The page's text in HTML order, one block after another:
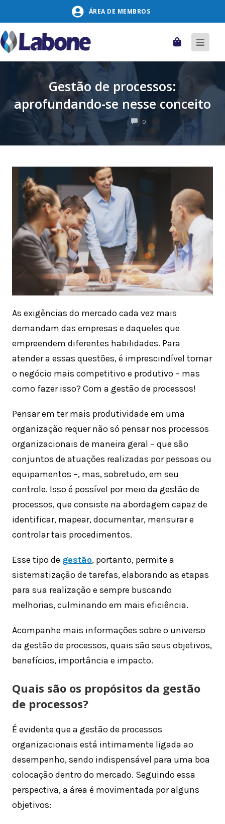
conteúdo
ÁREA DE MEMBROS
Carrinho
Gestão de processos:
aprofundando-se nesse conceito
0 COMENTÁRIOS
As exigências do mercado cada vez mais
demandam das empresas e daqueles que
empreendem diferentes habilidades. Para
atender a essas questões, é imprescindível tornar
o negócio mais competitivo e produtivo – mas
como fazer isso? Com a gestão de processos!
Pensar em ter mais produtividade em uma
organização requer não só pensar nos processos
organizacionais de maneira geral – que são
conjuntos de atuações realizadas por pessoas ou
equipamentos –, mas, sobretudo, em seu
controle. Isso é possível por meio da gestão de
processos, que consiste na abordagem capaz de
identificar, mapear, documentar, mensurar e
controlar tais procedimentos.
Esse tipo de gestão, portanto, permite a
sistematização de tarefas, elaborando as etapas
para sua realização e sempre buscando
melhorias, culminando em mais eficiência.
Acompanhe mais informações sobre o universo
da gestão de processos, quais são seus objetivos,
benefícios, importância e impacto.
Quais são os propósitos da gestão
de processos?
É evidente que a gestão de processos
organizacionais está intimamente ligada ao
desempenho, sendo indispensável para uma boa
colocação dentro do mercado. Seguindo essa
perspectiva, a área é movimentada por alguns
objetivos: